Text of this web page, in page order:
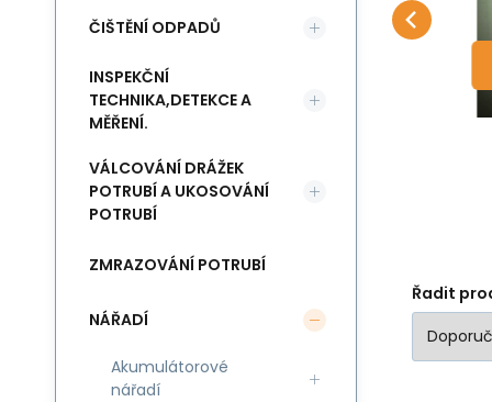
Řadit
ČIŠTĚNÍ ODPADŮ
INSPEKČNÍ
TECHNIKA,DETEKCE A
MĚŘENÍ.
VÁLCOVÁNÍ DRÁŽEK
POTRUBÍ A UKOSOVÁNÍ
POTRUBÍ
ZMRAZOVÁNÍ POTRUBÍ
NÁŘADÍ
Akumulátorové
nářadí